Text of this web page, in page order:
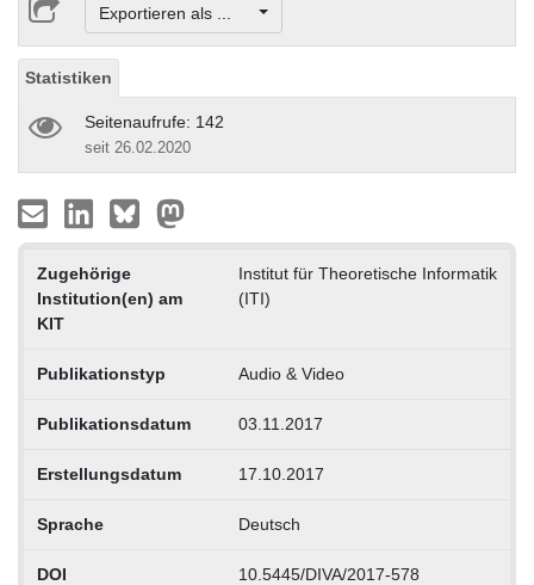
Exportieren als ...
Statistiken
Seitenaufrufe: 142
seit 26.02.2020
Zugehörige
Institution(en) am
KIT
Institut für Theoretische Informatik
(ITI)
Publikationstyp Audio & Video
Publikationsdatum 03.11.2017
Erstellungsdatum 17.10.2017
Sprache Deutsch
DOI 10.5445/DIVA/2017-578